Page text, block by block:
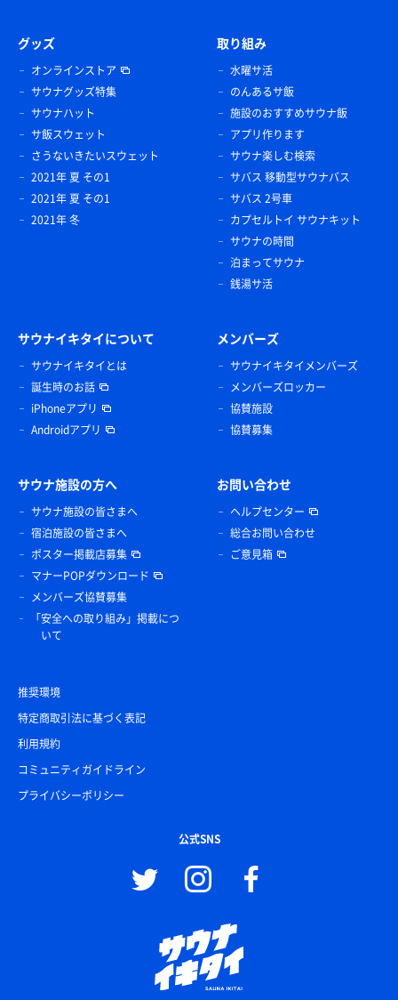
グッズ
オンラインストア
サウナグッズ特集
サウナハット
サ飯スウェット
さうないきたいスウェット
2021年 夏 その1
2021年 夏 その1
2021年 冬
取り組み
水曜サ活
のんあるサ飯
施設のおすすめサウナ飯
アプリ作ります
サウナ楽しむ検索
サバス 移動型サウナバス
サバス 2号車
カプセルトイ サウナキット
サウナの時間
泊まってサウナ
銭湯サ活
サウナイキタイについて
サウナイキタイとは
誕生時のお話
iPhoneアプリ
Androidアプリ
メンバーズ
サウナイキタイメンバーズ
メンバーズロッカー
協賛施設
協賛募集
サウナ施設の方へ
サウナ施設の皆さまへ
宿泊施設の皆さまへ
ポスター掲載店募集
マナーPOPダウンロード
メンバーズ協賛募集
「安全への取り組み」掲載につ
いて
お問い合わせ
ヘルプセンター
総合お問い合わせ
ご意見箱
推奨環境
特定商取引法に基づく表記
利用規約
コミュニティガイドライン
プライバシーポリシー
公式SNS